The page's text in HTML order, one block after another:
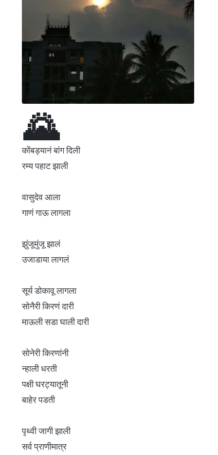
🌄
कोंबड्यानं बांग दिली
रम्य पहाट झाली
वासुदेव आला
गाणं गाऊ लागला
झुंजूमुंजू झालं
उजाडाया लागलं
सूर्य डोकावू लागला
सोनैरी किरणं दारी
माऊली सडा घाली दारी
सोनेरी किरणांनी
न्हाली धरती
पक्षी घरट्यातूनी
बाहेर पडती
पृथ्वी जागी झाली
सर्व प्राणीमात्र